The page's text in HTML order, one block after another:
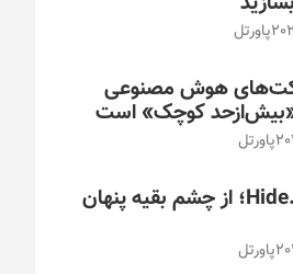
پاورتل
هوش مصنوعی
«بیش‌از‌حد کوچک» است
پاورتل
بازی/ Hide.io؛ از چشم بقیه پنهان
پاورتل